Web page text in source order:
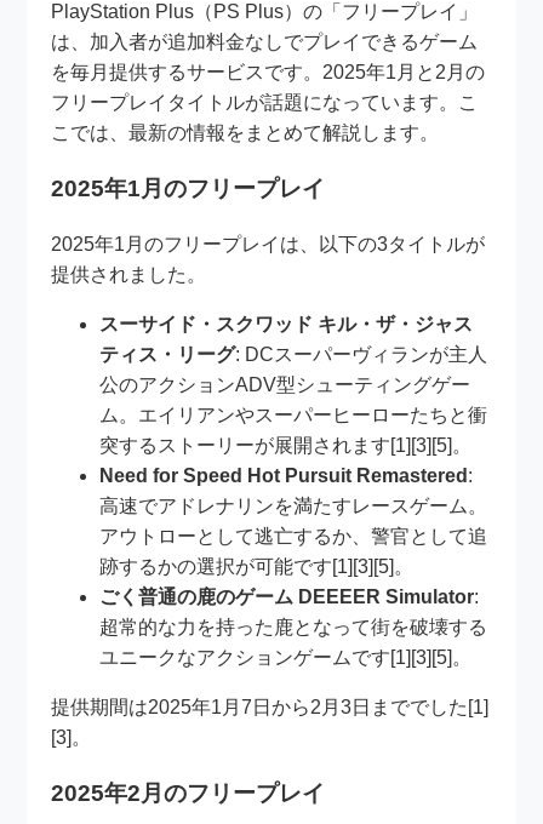
PlayStation Plus（PS Plus）の「フリープレイ」
は、加入者が追加料金なしでプレイできるゲーム
を毎月提供するサービスです。2025年1月と2月の
フリープレイタイトルが話題になっています。こ
こでは、最新の情報をまとめて解説します。
2025年1月のフリープレイ
2025年1月のフリープレイは、以下の3タイトルが
提供されました。
スーサイド・スクワッド キル・ザ・ジャス
ティス・リーグ: DCスーパーヴィランが主人
公のアクションADV型シューティングゲー
ム。エイリアンやスーパーヒーローたちと衝
突するストーリーが展開されます[1][3][5]。
Need for Speed Hot Pursuit Remastered :
高速でアドレナリンを満たすレースゲーム。
アウトローとして逃亡するか、警官として追
跡するかの選択が可能です[1][3][5]。
ごく普通の鹿のゲーム DEEEER Simulator:
超常的な力を持った鹿となって街を破壊する
ユニークなアクションゲームです[1][3][5]。
提供期間は2025年1月7日から2月3日まででした[1]
[3]。
2025年2月のフリープレイ